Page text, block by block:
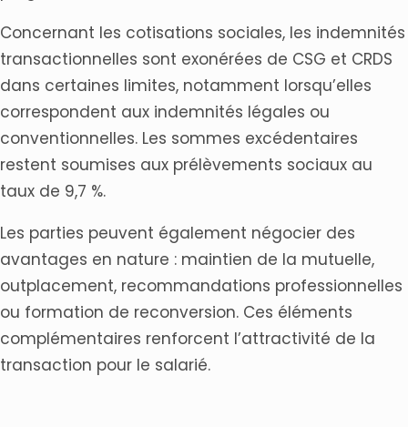
Concernant les cotisations sociales, les indemnités
transactionnelles sont exonérées de CSG et CRDS
dans certaines limites, notamment lorsqu’elles
correspondent aux indemnités légales ou
conventionnelles. Les sommes excédentaires
restent soumises aux prélèvements sociaux au
taux de 9,7 %.
Les parties peuvent également négocier des
avantages en nature : maintien de la mutuelle,
outplacement, recommandations professionnelles
ou formation de reconversion. Ces éléments
complémentaires renforcent l’attractivité de la
transaction pour le salarié.